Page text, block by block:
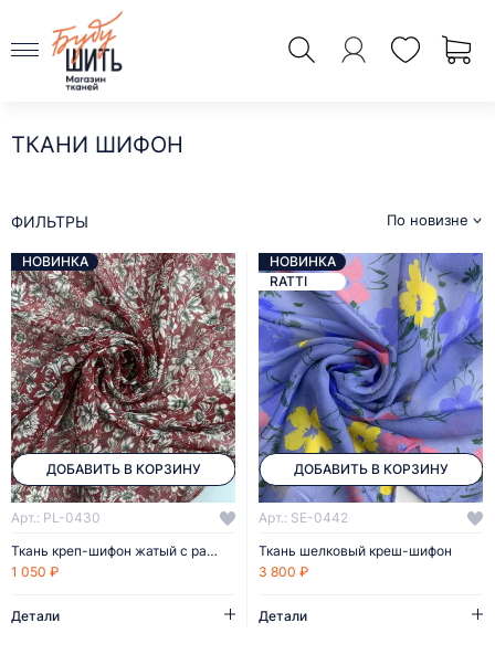
ТКАНИ ШИФОН
По новизне
ФИЛЬТРЫ
ДОБАВИТЬ В КОРЗИНУ
НОВИНКА
Арт.: PL-0430
Ткань креп-шифон жатый с растительным принтом
1 050 ₽
Детали
ДОБАВИТЬ В КОРЗИНУ
НОВИНКА
RATTI
Арт.: SE-0442
Ткань шелковый креш-шифон
3 800 ₽
Детали